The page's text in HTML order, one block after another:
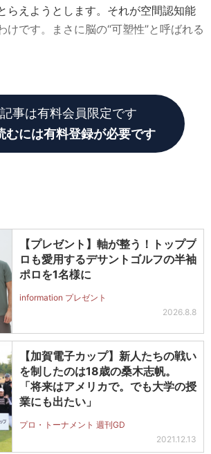
らえようとします。それが空間認知能
けです。まさに脳の“可塑性”と呼ばれる
事は有料会員限定です
むには有料登録が必要です
【プレゼント】軸が整う！トッププ
ロも愛用するデサントゴルフの半袖
ポロを1名様に
information プレゼント
2026.8.8
【加賀電子カップ】新人たちの戦い
を制したのは18歳の桑木志帆。
「将来はアメリカで。でも大学の授
業にも出たい」
プロ・トーナメント 週刊GD
2021.12.13